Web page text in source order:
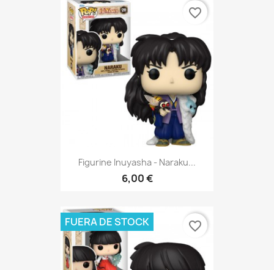
Figurine Inuyasha - Naraku...
6,00 €
favorite_border
FUERA DE STOCK favorite_border